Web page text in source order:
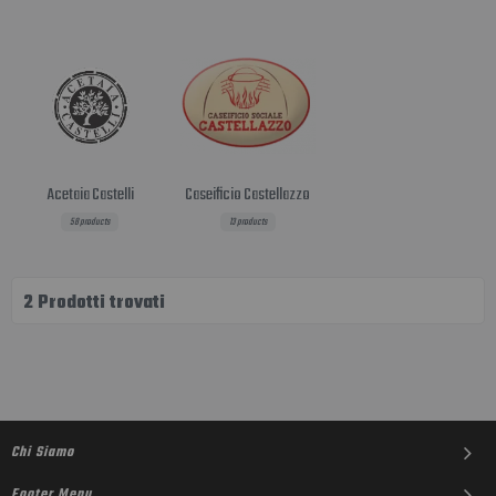
Acetaia Castelli
58 products
Caseificio Castellazzo
13 products
2Prodotti trovati
Chi Siamo